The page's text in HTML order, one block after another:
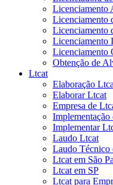
Licenciamento
Licenciamento
Licenciamento
Licenciamento
Licenciamento
Obtenção de
Ltcat
Elaboração
Elaborar Ltcat
Empresa de
Implementação
Implementar
Laudo Ltcat
Laudo Técnico
Ltcat em São
Ltcat em SP
Ltcat para